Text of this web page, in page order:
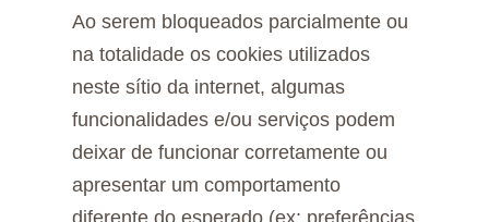
Ao serem bloqueados parcialmente ou
na totalidade os cookies utilizados
neste sítio da internet, algumas
funcionalidades e/ou serviços podem
deixar de funcionar corretamente ou
apresentar um comportamento